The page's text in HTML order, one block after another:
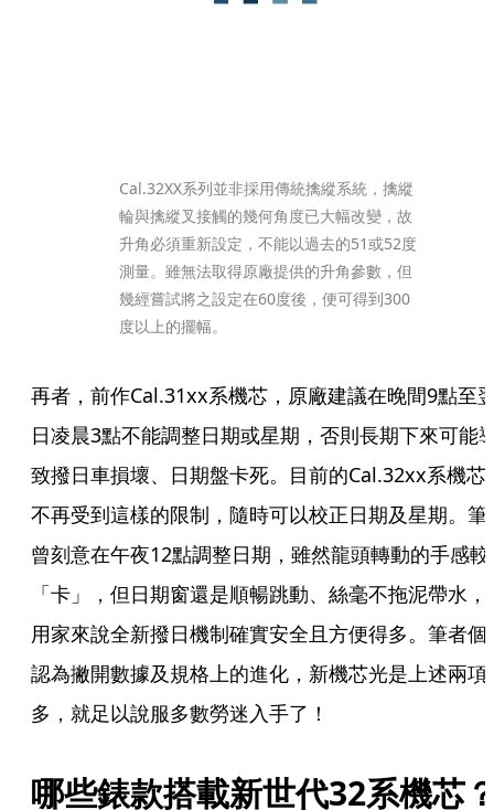
Cal.32XX系列並非採用傳統擒縱系統，擒縱
輪與擒縱叉接觸的幾何角度已大幅改變，故
升角必須重新設定，不能以過去的51或52度
測量。雖無法取得原廠提供的升角參數，但
幾經嘗試將之設定在60度後，便可得到300
度以上的擺幅。
再者，前作Cal.31xx系機芯，原廠建議在晚間9點至
日凌晨3點不能調整日期或星期，否則長期下來可能
致撥日車損壞、日期盤卡死。目前的Cal.32xx系機芯
不再受到這樣的限制，隨時可以校正日期及星期。筆
曾刻意在午夜12點調整日期，雖然龍頭轉動的手感較
「卡」，但日期窗還是順暢跳動、絲毫不拖泥帶水，
用家來說全新撥日機制確實安全且方便得多。筆者個
認為撇開數據及規格上的進化，新機芯光是上述兩項
多，就足以說服多數勞迷入手了！
哪些錶款搭載新世代32系機芯